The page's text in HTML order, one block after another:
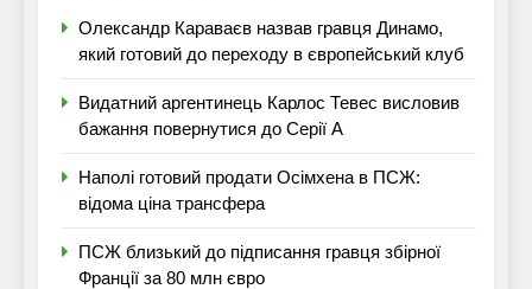
Олександр Караваєв назвав гравця Динамо,
який готовий до переходу в європейський клуб
Видатний аргентинець Карлос Тевес висловив
бажання повернутися до Серії А
Наполі готовий продати Осімхена в ПСЖ:
відома ціна трансфера
ПСЖ близький до підписання гравця збірної
Франції за 80 млн євро